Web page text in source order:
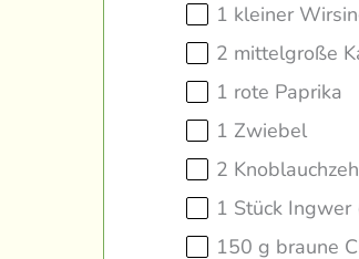
1 kleiner
2 mittelgroße
1 rote Paprika
1 Zwiebel
2
1 Stück Ingwer
150 g braune